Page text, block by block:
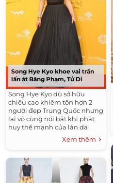
Song Hye Kyo khoe vai trần
lấn át Băng Phạm, Tử Di
Song Hye Kyo dù sở hữu
chiều cao khiêm tốn hơn 2
người đẹp Trung Quốc nhưng
lại vô cùng nổi bật khi phát
huy thế mạnh của làn da
Xem thêm